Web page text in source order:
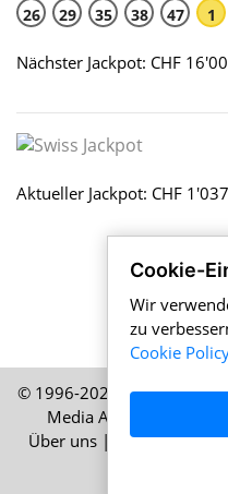
26 29 35 38 47 1
Nächster Jackpot: CHF
Aktueller Jackpot: CHF
© 1996-2026
Media AG, Zürich,
Über uns | Impressum|
Cookie-
Wir
zu
Cookie